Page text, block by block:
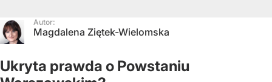
Autor:
Magdalena Ziętek-Wielomska
Ukryta prawda o Powstaniu